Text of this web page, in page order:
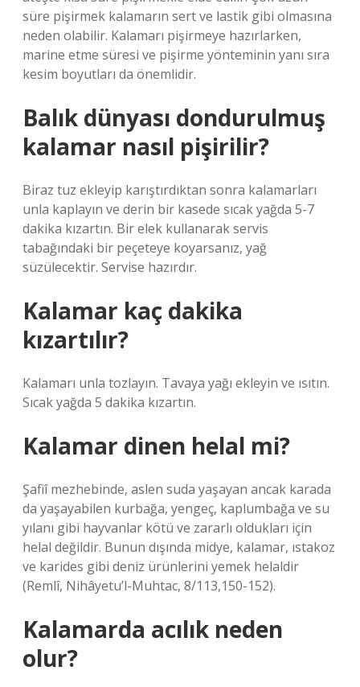
süre pişirmek kalamarın sert ve lastik gibi olmasına
neden olabilir. Kalamarı pişirmeye hazırlarken,
marine etme süresi ve pişirme yönteminin yanı sıra
kesim boyutları da önemlidir.
Balık dünyası dondurulmuş
kalamar nasıl pişirilir?
Biraz tuz ekleyip karıştırdıktan sonra kalamarları
unla kaplayın ve derin bir kasede sıcak yağda 5-7
dakika kızartın. Bir elek kullanarak servis
tabağındaki bir peçeteye koyarsanız, yağ
süzülecektir. Servise hazırdır.
Kalamar kaç dakika
kızartılır?
Kalamarı unla tozlayın. Tavaya yağı ekleyin ve ısıtın.
Sıcak yağda 5 dakika kızartın.
Kalamar dinen helal mi?
Şafiî mezhebinde, aslen suda yaşayan ancak karada
da yaşayabilen kurbağa, yengeç, kaplumbağa ve su
yılanı gibi hayvanlar kötü ve zararlı oldukları için
helal değildir. Bunun dışında midye, kalamar, ıstakoz
ve karides gibi deniz ürünlerini yemek helaldir
(Remlî, Nihâyetu’l-Muhtac, 8/113,150-152).
Kalamarda acılık neden
olur?